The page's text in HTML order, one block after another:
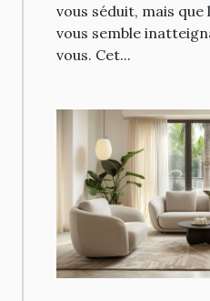
vous séduit, mais
vous semble
vous. Cet...